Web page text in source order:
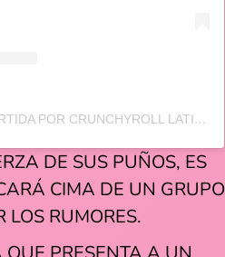
UNA PUBLICACIÓN COMPARTIDA POR CRUNCHYROLL LATINOAMÉRICA (@CRUNCHYROLL_LA)
DE SUS PUÑOS, ES
CIMA DE UN GRUPO
LOS RUMORES.